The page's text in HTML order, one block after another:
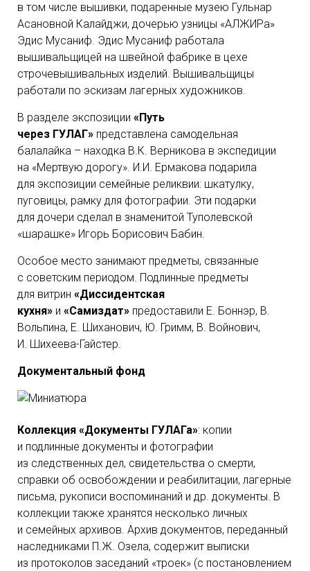
в том числе вышивки, подаренные музею Гульнар
Асановной Калайджи, дочерью узницы «АЛЖИРа»
Эдис Мусаниф. Эдис Мусаниф работала
вышивальщицей на швейной фабрике в цехе
строчевышивальных изделий. Вышивальщицы
работали по эскизам лагерных художников.
В разделе экспозиции «Путь
через ГУЛАГ» представлена самодельная
балалайка – находка В.К. Верникова в экспедиции
на «Мертвую дорогу». И.И. Ермакова подарила
для экспозиции семейные реликвии: шкатулку,
пуговицы, рамку для фотографии. Эти подарки
для дочери сделал в знаменитой Туполевской
«шарашке» Игорь Борисович Бабин.
Особое место занимают предметы, связанные
с советским периодом. Подлинные предметы
для витрин «Диссидентская
кухня» и «Самиздат» предоставили Е. Боннэр, В.
Вольпина, Е. Шиханович, Ю. Гримм, В. Войнович,
И. Шихеева-Гайстер.
Документальный фонд
Коллекция «Документы ГУЛАГа»: копии
и подлинные документы и фотографии
из следственных дел, свидетельства о смерти,
справки об освобождении и реабилитации, лагерные
письма, рукописи воспоминаний и др. документы. В
коллекции также хранятся несколько личных
и семейных архивов. Архив документов, переданный
наследниками П.Ж. Озела, содержит выписки
из протоколов заседаний «троек» (с постановлением